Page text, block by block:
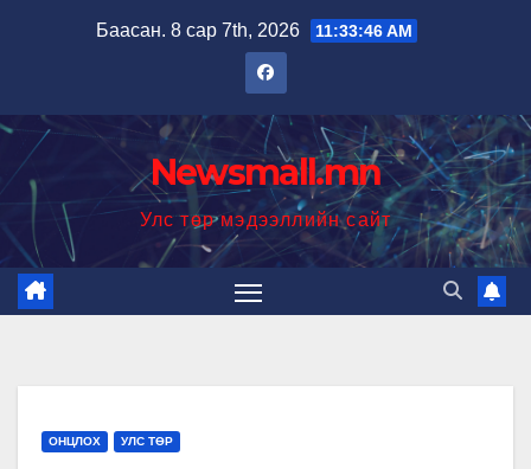
Баасан. 8 сар 7th, 2026 11:33:47 AM
Newsmall.mn
Улс төр мэдээллийн сайт
ОНЦЛОХ УЛС ТӨР